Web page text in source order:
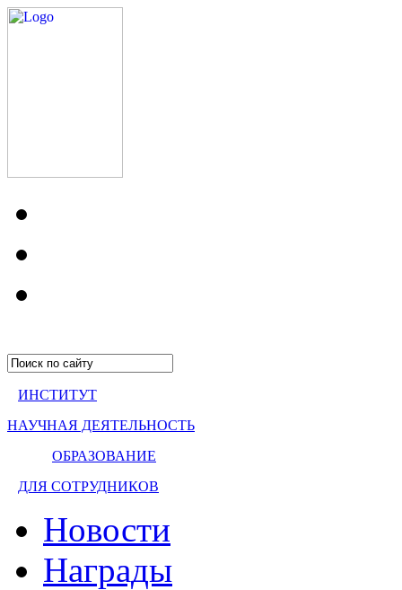
ИНСТИТУТ
НАУЧНАЯ ДЕЯТЕЛЬНОСТЬ
ОБРАЗОВАНИЕ
ДЛЯ СОТРУДНИКОВ
Новости
Награды